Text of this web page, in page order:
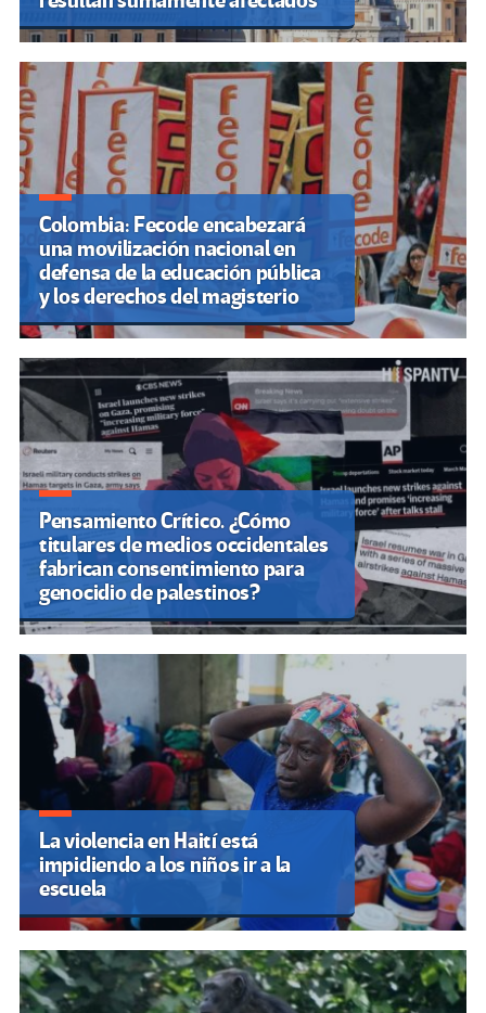
Colombia: Fecode encabezará
una movilización nacional en
defensa de la educación pública
y los derechos del magisterio
Pensamiento Crítico. ¿Cómo
titulares de medios occidentales
fabrican consentimiento para
genocidio de palestinos?
La violencia en Haití está
impidiendo a los niños ir a la
escuela